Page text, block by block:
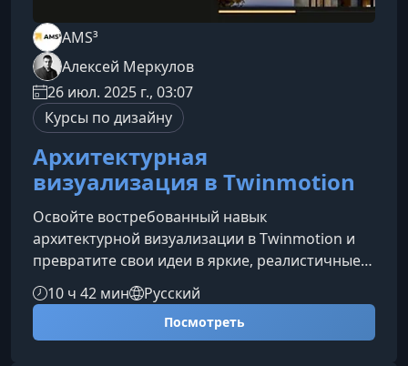
AMS³
Алексей Меркулов
26 июл. 2025 г., 03:07
Курсы по дизайну
Архитектурная
визуализация в Twinmotion
Освойте востребованный навык
архитектурной визуализации в Twinmotion и
превратите свои идеи в яркие, реалистичные
проекты. Курс помогает быстро войти в
профессию, развить творческое мышление и
начать зарабатывать на визуализации в
студии, на фрилансе или в собственных
10 ч 42 мин Русский
Посмотреть